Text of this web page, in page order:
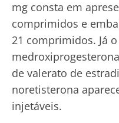
mg consta em
comprimidos e
21 comprimidos. Já
de valerato de
noretisterona
injetáveis.